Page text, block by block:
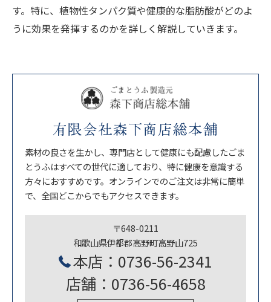
す。特に、植物性タンパク質や健康的な脂肪酸がどのよ
うに効果を発揮するのかを詳しく解説していきます。
有限会社森下商店総本舗
素材の良さを生かし、専門店として健康にも配慮したごま
とうふはすべての世代に適しており、特に健康を意識する
方々におすすめです。オンラインでのご注文は非常に簡単
で、全国どこからでもアクセスできます。
〒648-0211
和歌山県伊都郡高野町高野山725
本店：0736-56-2341
店舗：0736-56-4658